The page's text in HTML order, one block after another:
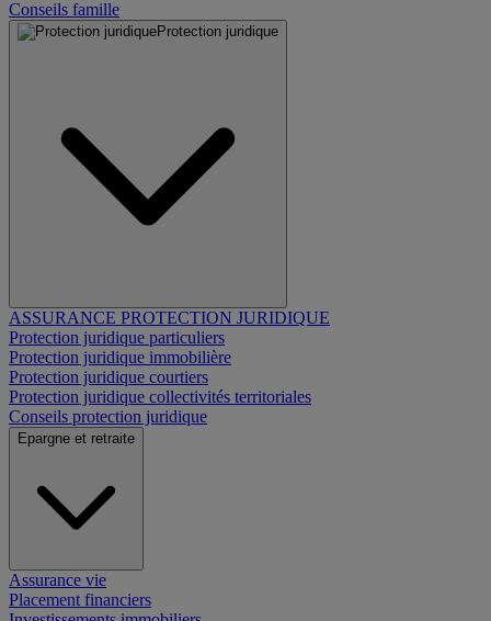
Conseils famille
Protection juridique
ASSURANCE PROTECTION JURIDIQUE
Protection juridique particuliers
Protection juridique immobilière
Protection juridique courtiers
Protection juridique collectivités territoriales
Conseils protection juridique
Epargne et retraite
Assurance vie
Placement financiers